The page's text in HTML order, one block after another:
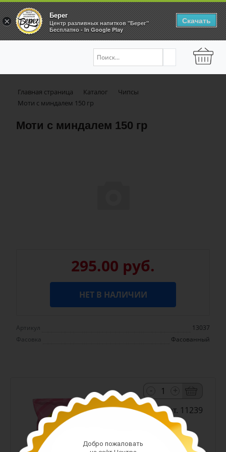
Главная страница Каталог
Чипсы
Моти с миндалем 150 гр
Моти с миндалем 150 гр
295.00 руб.
НЕТ В НАЛИЧИИ
Артикул
13037
Фасовка
Фасованный
Арт. 11239
Добро пожаловать
×
Берег
Центр разливных напитков "Берег"
Бесплатно - In Google Play
Скачать